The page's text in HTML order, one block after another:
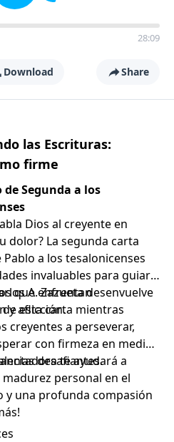
28:09
Download Share
las Escrituras:
firme
Segunda a los
Dios al creyente en
dolor? La segunda carta
a los tesalonicenses
invaluables para guiar a
que enfrentan
y aflicción.
A. Zazueta desenvuelve
esta carta mientras
creyentes a perseverar,
con firmeza en medio
desafiantes.
te ayudará a
personal en el
y una profunda compasión